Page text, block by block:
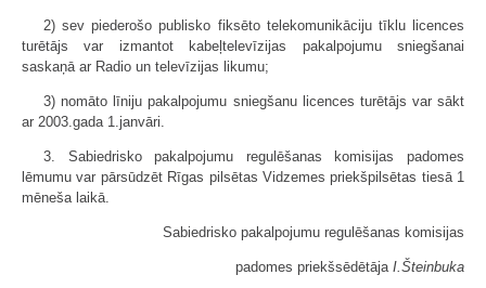
2) sev piederošo publisko fiksēto telekomunikāciju tīklu licences
turētājs var izmantot kabeļtelevīzijas pakalpojumu sniegšanai
saskaņā ar Radio un televīzijas likumu;
3) nomāto līniju pakalpojumu sniegšanu licences turētājs var sākt
ar 2003.gada 1.janvāri.
3. Sabiedrisko pakalpojumu regulēšanas komisijas padomes
lēmumu var pārsūdzēt Rīgas pilsētas Vidzemes priekšpilsētas tiesā 1
mēneša laikā.
Sabiedrisko pakalpojumu regulēšanas komisijas
padomes priekšsēdētāja I.Šteinbuka